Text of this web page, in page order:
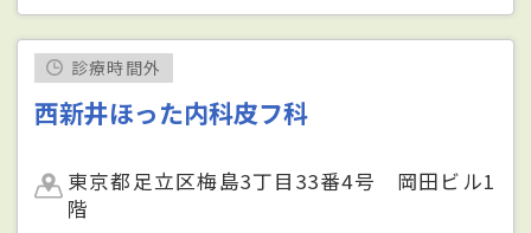
診療時間外
西新井ほった内科皮フ科
東京都足立区梅島3丁目33番4号 岡田ビル1
階